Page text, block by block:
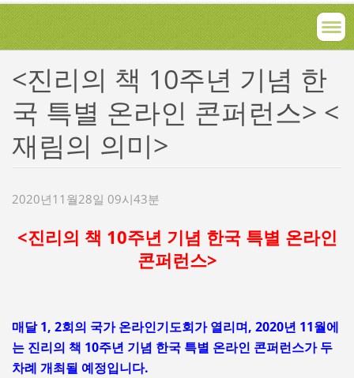
<진리의 책 10주년 기념 한
국 특별 온라인 콘퍼런스> <
재림의 의미>
2020년11월28일 09시43분
<진리의 책 10주년 기념 한국 특별 온라인
콘퍼런스>
매달 1, 2회의 국가 온라인기도회가 열리며, 2020년 11월에
는 진리의 책 10주년 기념 한국 특별 온라인 콘퍼런스가 두
차례 개최될 예정입니다.